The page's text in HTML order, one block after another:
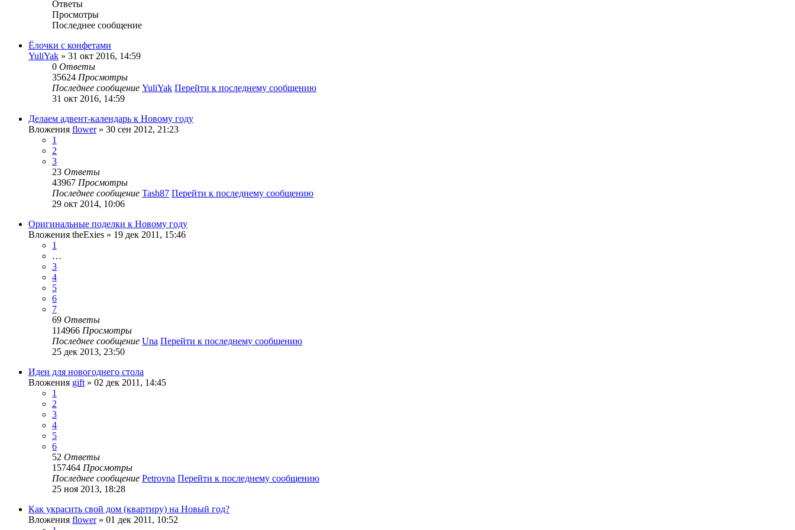
Ответы
Просмотры
Последнее сообщение
Ёлочки с конфетами
YuliYak » 31 окт 2016, 14:59
0 Ответы
35624 Просмотры
Последнее сообщение YuliYak Перейти к последнему сообщению
31 окт 2016, 14:59
Делаем адвент-календарь к Новому году
Вложения flower» 30 сен 2012, 21:23
1
2
3
23 Ответы
43967 Просмотры
Последнее сообщение Tash87 Перейти к последнему сообщению
29 окт 2014, 10:06
Оригинальные поделки к Новому году
Вложения theExies » 19 дек 2011, 15:46
1
…
3
4
5
6
7
69 Ответы
114966 Просмотры
Последнее сообщение Una Перейти к последнему сообщению
25 дек 2013, 23:50
Идеи для новогоднего стола
Вложения gift » 02 дек 2011, 14:45
1
2
3
4
5
6
52 Ответы
157464 Просмотры
Последнее сообщение Petrovna Перейти к последнему сообщению
25 ноя 2013, 18:28
Как украсить свой дом (квартиру) на Новый год?
Вложения flower» 01 дек 2011, 10:52